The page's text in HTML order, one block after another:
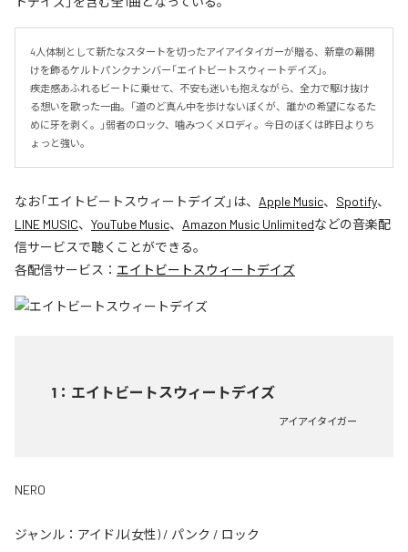
4人体制として新たなスタートを切ったアイアイタイガーが贈る、新章の幕開
けを飾るケルトパンクナンバー「エイトビートスウィートデイズ」。
疾走感あふれるビートに乗せて、不安も迷いも抱えながら、全力で駆け抜け
る想いを歌った一曲。「道のど真ん中を歩けないぼくが、誰かの希望になるた
めに牙を剥く。」弱者のロック、噛みつくメロディ。今日のぼくは昨日よりち
ょっと強い。
なお「エイトビートスウィートデイズ」は、 Apple Music、 Spotify、
LINE MUSIC、 YouTube Music、 Amazon Music Unlimitedなどの音楽配
信サービスで聴くことができる。
各配信サービス： エイトビートスウィートデイズ
1 ： エイトビートスウィートデイズ
アイアイタイガー
NERO
ジャンル： アイドル(女性) / パンク / ロック